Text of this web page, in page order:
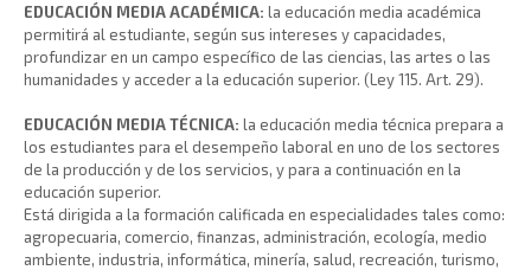
EDUCACIÓN MEDIA ACADÉMICA: la educación media académica
permitirá al estudiante, según sus intereses y capacidades,
profundizar en un campo específico de las ciencias, las artes o las
humanidades y acceder a la educación superior. (Ley 115. Art. 29).
EDUCACIÓN MEDIA TÉCNICA: la educación media técnica prepara a
los estudiantes para el desempeño laboral en uno de los sectores
de la producción y de los servicios, y para a continuación en la
educación superior.
Está dirigida a la formación calificada en especialidades tales como:
agropecuaria, comercio, finanzas, administración, ecología, medio
ambiente, industria, informática, minería, salud, recreación, turismo,